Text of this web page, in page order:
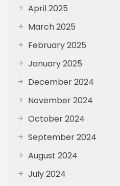
April 2025
March 2025
February 2025
January 2025
December 2024
November 2024
October 2024
September 2024
August 2024
July 2024